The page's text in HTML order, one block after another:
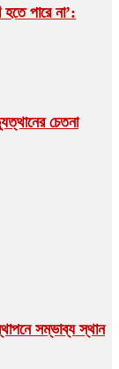
পারে না’:
চেতনা
সম্ভাব্য স্থান